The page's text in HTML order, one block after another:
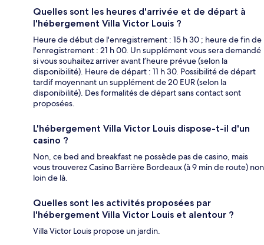
Quelles sont les heures d'arrivée et de départ à
l'hébergement Villa Victor Louis ?
Heure de début de l'enregistrement : 15 h 30 ; heure de fin de
l'enregistrement : 21 h 00. Un supplément vous sera demandé
si vous souhaitez arriver avant l’heure prévue (selon la
disponibilité). Heure de départ : 11 h 30. Possibilité de départ
tardif moyennant un supplément de 20 EUR (selon la
disponibilité). Des formalités de départ sans contact sont
proposées.
L'hébergement Villa Victor Louis dispose-t-il d'un
casino ?
Non, ce bed and breakfast ne possède pas de casino, mais
vous trouverez Casino Barrière Bordeaux (à 9 min de route) non
loin de là.
Quelles sont les activités proposées par
l'hébergement Villa Victor Louis et alentour ?
Villa Victor Louis propose un jardin.